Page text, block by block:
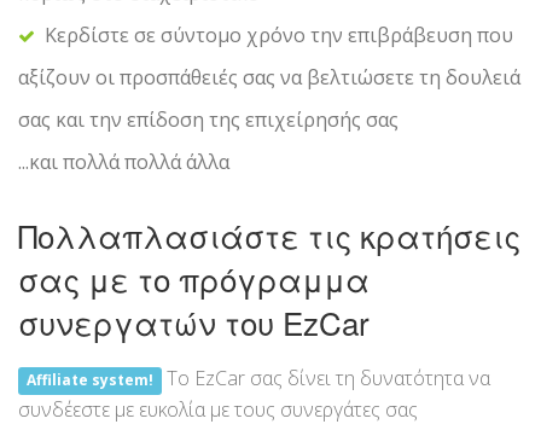
Κερδίστε σε σύντομο χρόνο την επιβράβευση που
αξίζουν οι προσπάθειές σας να βελτιώσετε τη δουλειά
σας και την επίδοση της επιχείρησής σας
...και πολλά πολλά άλλα
Πολλαπλασιάστε τις κρατήσεις
σας με το πρόγραμμα
συνεργατών του EzCar
Affiliate system!
Το EzCar σας δίνει τη δυνατότητα να
συνδέεστε με ευκολία με τους συνεργάτες σας